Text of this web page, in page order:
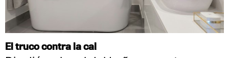
El truco contra la cal